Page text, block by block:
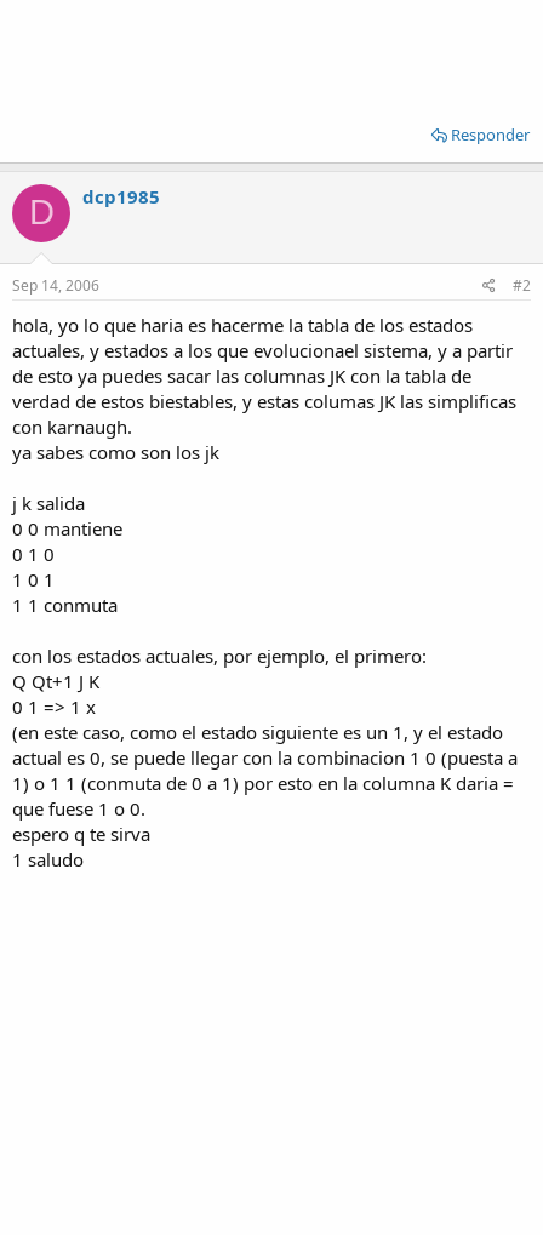
Responder
D dcp1985
Sep 14, 2006 #2
hola, yo lo que haria es hacerme la tabla de los estados
actuales, y estados a los que evolucionael sistema, y a partir
de esto ya puedes sacar las columnas JK con la tabla de
verdad de estos biestables, y estas columas JK las simplificas
con karnaugh.
ya sabes como son los jk
j k salida
0 0 mantiene
0 1 0
1 0 1
1 1 conmuta
con los estados actuales, por ejemplo, el primero:
Q Qt+1 J K
0 1 => 1 x
(en este caso, como el estado siguiente es un 1, y el estado
actual es 0, se puede llegar con la combinacion 1 0 (puesta a
1) o 1 1 (conmuta de 0 a 1) por esto en la columna K daria =
que fuese 1 o 0.
espero q te sirva
1 saludo